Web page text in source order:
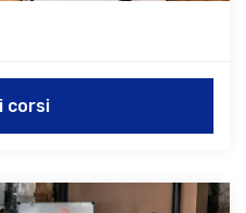
corsi